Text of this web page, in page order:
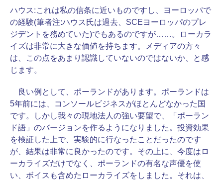
ハウス:これは私の信条に近いものですし、ヨーロッパで
の経験(筆者注:ハウス氏は過去、SCEヨーロッパのプレ
ジデントを務めていた)でもあるのですが……。ローカラ
イズは非常に大きな価値を持ちます。メディアの方々
は、この点をあまり認識していないのではないか、と感
じます。
良い例として、ポーランドがあります。ポーランドは
5年前には、コンソールビジネスがほとんどなかった国
です。しかし我々の現地法人の強い要望で、「ポーラン
ド語」のバージョンを作るようになりました。投資効果
を検証した上で、実験的に行なったことだったのです
が、結果は非常に良かったのです。その上に、今度はロ
ーカライズだけでなく、ポーランドの有名な声優を使
い、ボイスも含めたローカライズをしました。それは、